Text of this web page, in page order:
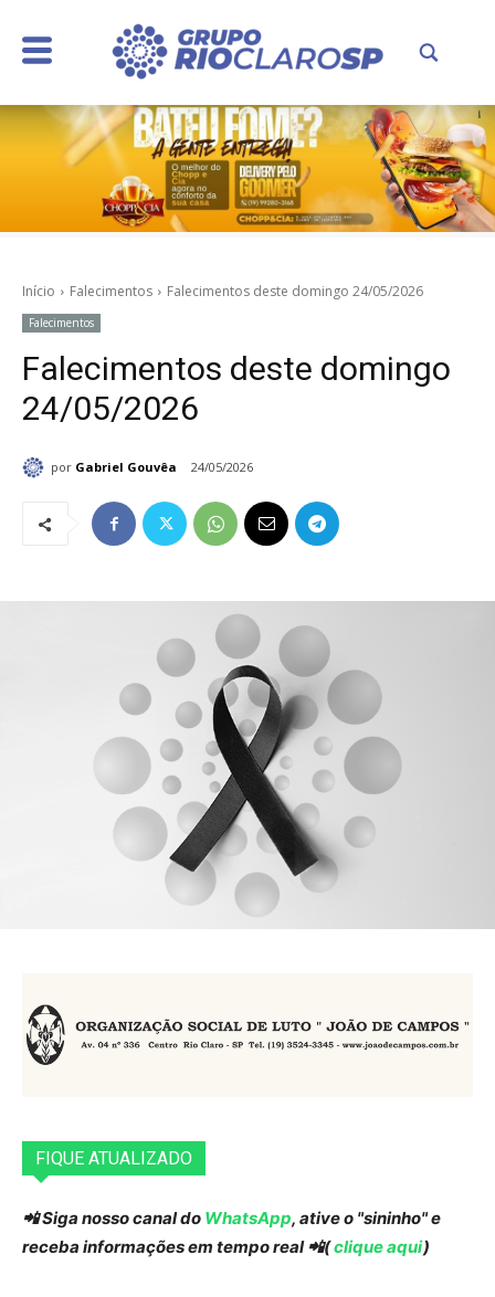
Início Falecimentos Falecimentos deste domingo 24/05/2026
Falecimentos
Falecimentos deste domingo
24/05/2026
por Gabriel Gouvêa 24/05/2026
FIQUE ATUALIZADO
📲 Siga nosso canal do WhatsApp, ative o "sininho" e
receba informações em tempo real 📲(clique aqui)